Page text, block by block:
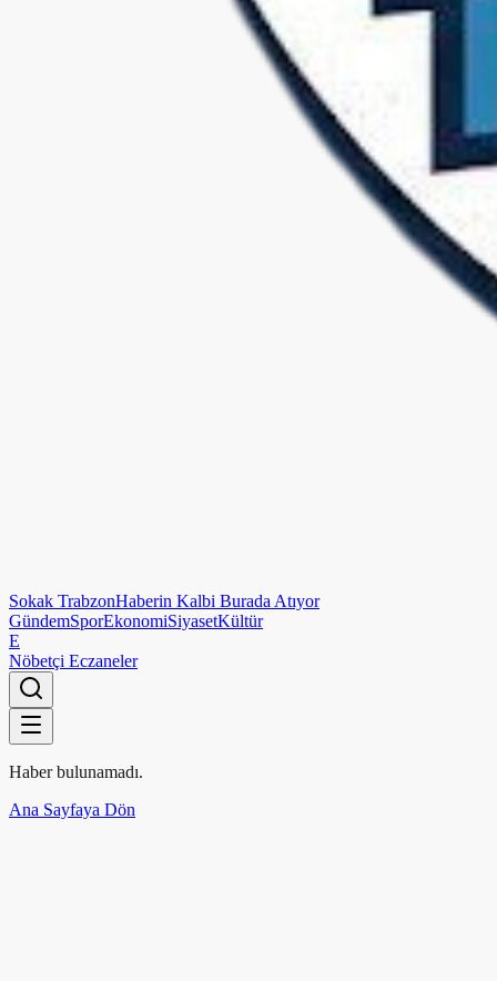
Sokak TrabzonHaberin Kalbi Burada Atıyor
GündemSporEkonomiSiyasetKültür
E
Nöbetçi Eczaneler
Haber bulunamadı.
Ana Sayfaya Dön